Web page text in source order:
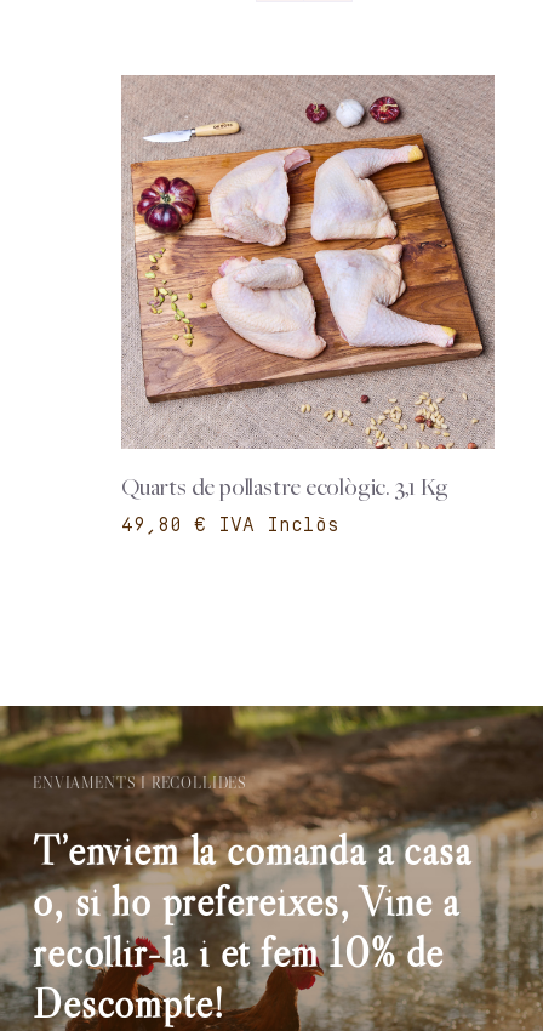
Quarts de pollastre ecològic. 3,1 Kg
€
ENVIAMENTS I RECOLLIDES
T’enviem la comanda a casa
o, si ho prefereixes, Vine a
recollir-la i et fem 10% de
Descompte!